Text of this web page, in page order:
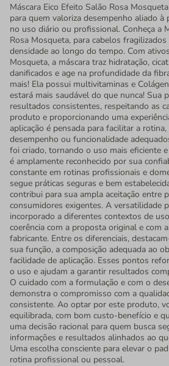
Máscara Eico Efeito Salão Rosa
para quem valoriza desempenho aliado à
no uso diário ou profissional. Conheça a
Rosa Mosqueta, para cabelos
densidade ao longo do tempo. Com
Mosqueta, a máscara traz hidratação,
danificados e age na profundidade da
mais! Ela possui multivitaminas e
estará mais saudável do que nunca! Sua
resultados consistentes, respeitando as
produto e proporcionando uma
aplicação é pensada para facilitar a
desempenho ou funcionalidade
foi criado, tornando o uso mais eficiente
é amplamente reconhecido por sua
constante em rotinas profissionais e
segue práticas seguras e bem
contribui para sua ampla aceitação entre
consumidores exigentes. A versatilidade
incorporado a diferentes contextos de
coerência com a proposta original e com
fabricante. Entre os diferenciais,
sua função, a composição adequada ao
facilidade de aplicação. Esses pontos
o uso e ajudam a garantir resultados
O cuidado com a formulação e com o
demonstra o compromisso com a
consistente. Ao optar por este produto,
equilibrada, com bom custo-benefício e
uma decisão racional para quem busca
informações e resultados alinhados ao
Uma escolha consciente para elevar o
rotina profissional ou pessoal.